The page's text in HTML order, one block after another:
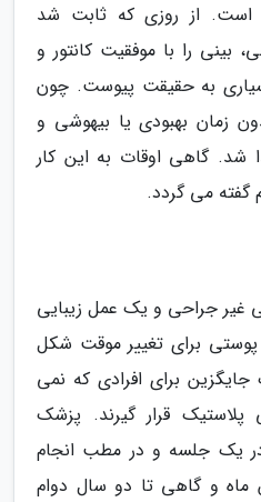
از روزی که ثابت شد
بینی را با موفقیت کانتور و
به حقیقت پیوست. چون
زمان بهبودی یا بیهوشی و
شد. گاهی اوقات به این کار
گفته می گردد.
غیر جراحی و یک عمل زیبایی
برای تغییر موقت شکل
برای افرادی که نمی
قرار گیرند. پزشک
در یک جلسه و در مطب انجام
و گاهی تا دو سال دوام